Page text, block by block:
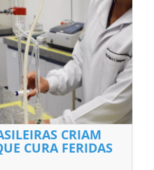
CRIAM
CURA FERIDAS